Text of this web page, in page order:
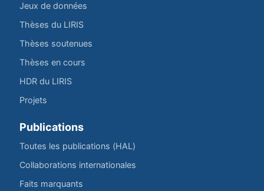
Jeux de données
Thèses du LIRIS
Thèses soutenues
Thèses en cours
HDR du LIRIS
Projets
Publications
Toutes les publications (HAL)
Collaborations internationales
Faits marquants